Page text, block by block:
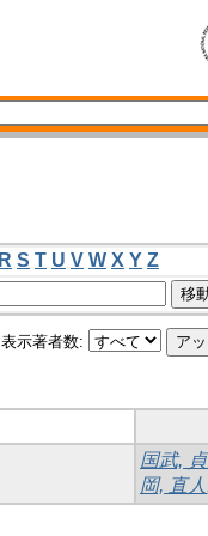
R S T U V W X Y Z
表示著者数:
国武,
岡, 直人